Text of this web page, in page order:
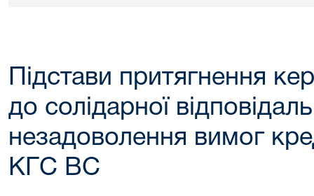
Підстави притягнення
до солідарної
незадоволення вимог
КГС ВС